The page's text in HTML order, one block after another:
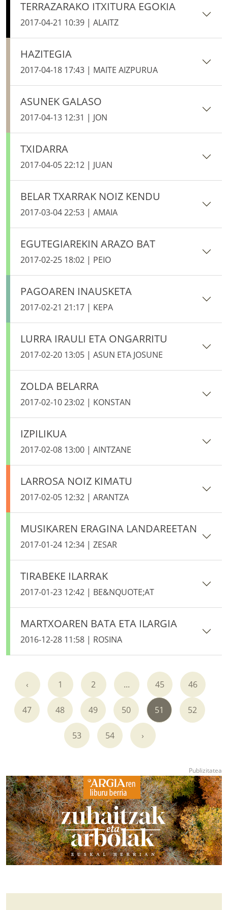
TERRAZARAKO ITXITURA EGOKIA
2017-04-21 10:39 | ALAITZ
HAZITEGIA
2017-04-18 17:43 | MAITE AIZPURUA
ASUNEK GALASO
2017-04-13 12:31 | JON
TXIDARRA
2017-04-05 22:12 | JUAN
BELAR TXARRAK NOIZ KENDU
2017-03-04 22:53 | AMAIA
EGUTEGIAREKIN ARAZO BAT
2017-02-25 18:02 | PEIO
PAGOAREN INAUSKETA
2017-02-21 21:17 | KEPA
LURRA IRAULI ETA ONGARRITU
2017-02-20 13:05 | ASUN ETA JOSUNE
ZOLDA BELARRA
2017-02-10 23:02 | KONSTAN
IZPILIKUA
2017-02-08 13:00 | AINTZANE
LARROSA NOIZ KIMATU
2017-02-05 12:32 | ARANTZA
MUSIKAREN ERAGINA LANDAREETAN
2017-01-24 12:34 | ZESAR
TIRABEKE ILARRAK
2017-01-23 12:42 | BE&NQUOTE;AT
MARTXOAREN BATA ETA ILARGIA
2016-12-28 11:58 | ROSINA
‹ 1 2 ... 45 46
47 48 49 50 51 52
53 54 ›